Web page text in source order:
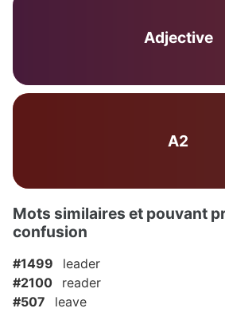
Adjective
A2
Mots similaires et pouvant
confusion
#1499
leader
#2100
reader
#507
leave